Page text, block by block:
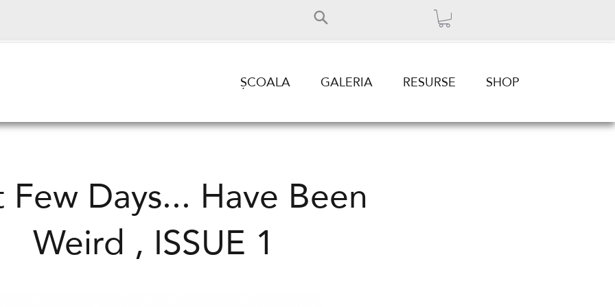
ȘCOALA GALERIA RESURSE SHOP
Few Days... Have Been
Weird , ISSUE 1